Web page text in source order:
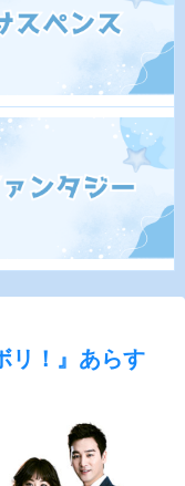
リ！』あらす